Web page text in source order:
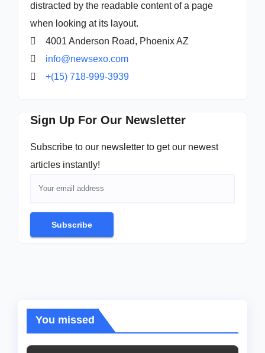
distracted by the readable content of a page
when looking at its layout.
4001 Anderson Road, Phoenix AZ
info@newsexo.com
+(15) 718-999-3939
Sign Up For Our Newsletter
Subscribe to our newsletter to get our newest
articles instantly!
Subscribe
You missed